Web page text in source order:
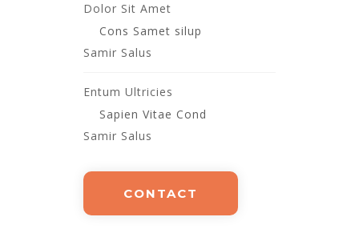
Dolor Sit Amet
Cons Samet silup
Samir Salus
Entum Ultricies
Sapien Vitae Cond
Samir Salus
CONTACT